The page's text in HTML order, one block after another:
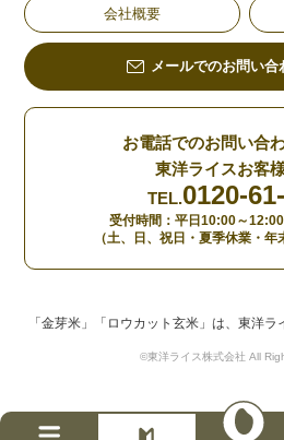
会社概要
メールでのお問い合
お電話でのお問い合
東洋ライスお客
TEL.0120-
受付時間：平日10:00～
（土、日、祝日・夏季休業・年
「金芽米」「ロウカット玄米」は、東洋ラ
©東洋ライス株式会社 All